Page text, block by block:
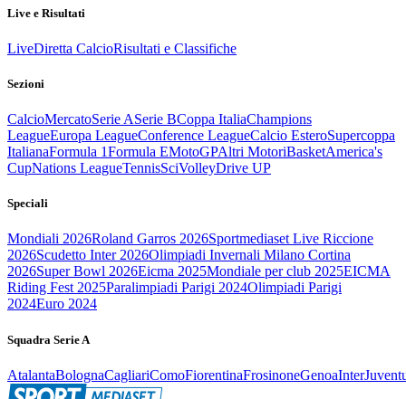
Live e Risultati
LiveDiretta CalcioRisultati e Classifiche
Sezioni
CalcioMercatoSerie ASerie BCoppa ItaliaChampions
LeagueEuropa LeagueConference LeagueCalcio EsteroSupercoppa
ItalianaFormula 1Formula EMotoGPAltri MotoriBasketAmerica's
CupNations LeagueTennisSciVolleyDrive UP
Speciali
Mondiali 2026Roland Garros 2026Sportmediaset Live Riccione
2026Scudetto Inter 2026Olimpiadi Invernali Milano Cortina
2026Super Bowl 2026Eicma 2025Mondiale per club 2025EICMA
Riding Fest 2025Paralimpiadi Parigi 2024Olimpiadi Parigi
2024Euro 2024
Squadra Serie A
AtalantaBolognaCagliariComoFiorentinaFrosinoneGenoaInter